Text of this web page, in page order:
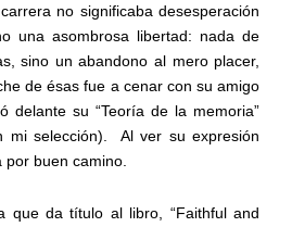
no significaba desesperación
una asombrosa libertad: nada de
sino un abandono al mero placer,
de ésas fue a cenar con su amigo
delante su “Teoría de la memoria”
selección).
Al ver su expresión
buen camino.
que da título al libro, “Faithful and